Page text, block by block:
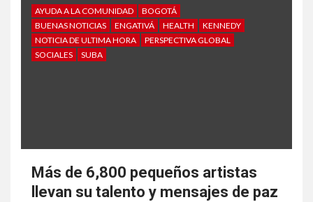
AYUDA A LA COMUNIDAD
BOGOTÁ
BUENAS NOTICIAS
ENGATIVÁ HEALTH
KENNEDY
NOTICIA DE ULTIMA HORA
PERSPECTIVA GLOBAL
SOCIALES
SUBA
Más de 6,800 pequeños artistas
llevan su talento y mensajes de paz